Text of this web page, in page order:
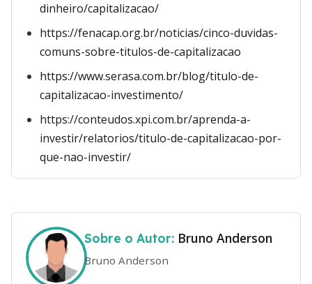
dinheiro/capitalizacao/
https://fenacap.org.br/noticias/cinco-duvidas-
comuns-sobre-titulos-de-capitalizacao
https://www.serasa.com.br/blog/titulo-de-
capitalizacao-investimento/
https://conteudos.xpi.com.br/aprenda-a-
investir/relatorios/titulo-de-capitalizacao-por-
que-nao-investir/
Sobre o Autor: Bruno Anderson
Bruno Anderson